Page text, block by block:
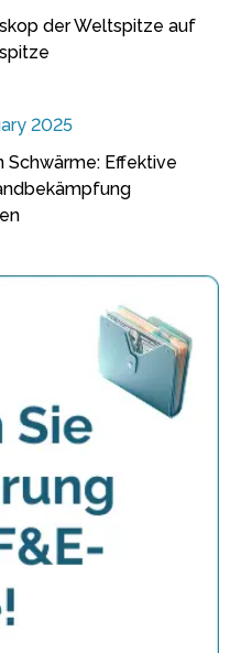
der Weltspitze auf
2025
Schwärme: Effektive